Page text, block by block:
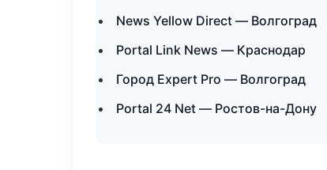
News Yellow Direct — Волгоград
Portal Link News — Краснодар
Город Expert Pro — Волгоград
Portal 24 Net — Ростов-на-Дону